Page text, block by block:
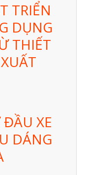
TRIỂN
DỤNG
THIẾT
XE
DÁNG